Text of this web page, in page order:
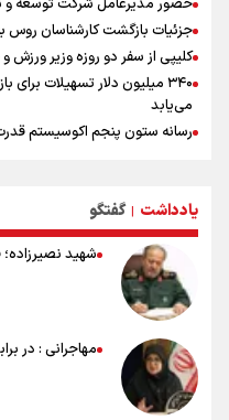
حضور مدیرعامل شرکت توسعه و
جزئیات بازگشت کارشناسان روس
کلیپی از سفر دو روزه وزیر ورزش
۳۴۰ میلیون دلار تسهیلات
می‌یابد
رسانه ستون پنجم اکوسیستم
شوک بزرگ برای لیونل مسی!
سخنگوی سپاه: بازگشایی تنگۀ
آمریکاست و ارتباطی به مذاکرات
علت نامگذاری ۱۷ مرداد به عنوان روز خبرنگار چیست؟
ورود مواد آلاینده به منابع آب
دست رفتن باروری خاک
مروری بر زندگینامه خبرنگار
۱۷ مرداد؛ روز خبرنگار
یادداشت | گفتگو
شهید نصیرزاده؛
مهاجرانی : در